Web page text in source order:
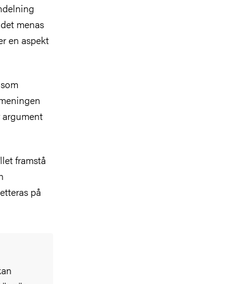
menas
en aspekt
argument
framstå
på